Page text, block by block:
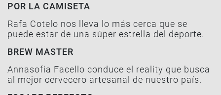
POR LA CAMISETA
Rafa Cotelo nos lleva lo más cerca que se
puede estar de una súper estrella del deporte.
BREW MASTER
Annasofia Facello conduce el reality que busca
al mejor cervecero artesanal de nuestro país.